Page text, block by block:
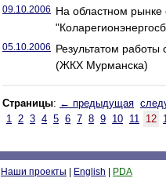
09.10.2006 На областном рынке
05.10.2006 Результатом
(ЖКХ Мурманска)
Страницы: ← предыдущая
1 2 3 4 5 6 7 8 9 10 11 12
Наши проекты English
PDA